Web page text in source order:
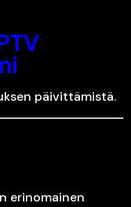
päivittämistä.
erinomainen